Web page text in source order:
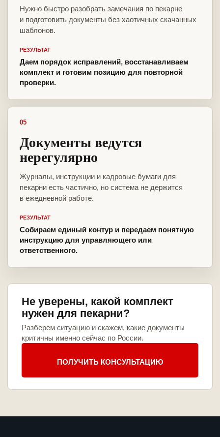
Нужно быстро разобрать замечания по пекарне
и подготовить документы без хаотичных скачанных
шаблонов.
РЕЗУЛЬТАТ
Даем порядок исправлений, восстанавливаем
комплект и готовим позицию для повторной
проверки.
05
Документы ведутся
нерегулярно
Журналы, инструкции и кадровые бумаги для
пекарни есть частично, но система не держится
в ежедневной работе.
РЕЗУЛЬТАТ
Собираем единый контур и передаем понятную
инструкцию для управляющего или
ответственного.
Не уверены, какой комплект
нужен для пекарни?
Разберем ситуацию и скажем, какие документы
критичны именно сейчас по России.
ПОЛУЧИТЬ КОНСУЛЬТАЦИЮ